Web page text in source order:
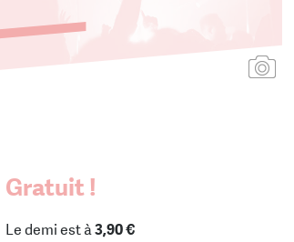
Gratuit !
Le demi est à3,90 €